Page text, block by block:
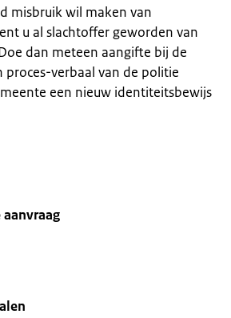
misbruik wil maken van
u al slachtoffer geworden van
dan meteen aangifte bij de
proces-verbaal van de politie
een nieuw identiteitsbewijs